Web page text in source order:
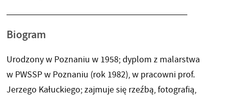
Biogram
Urodzony w Poznaniu w 1958; dyplom z malarstwa
w PWSSP w Poznaniu (rok 1982), w pracowni prof.
Jerzego Kałuckiego; zajmuje się rzeźbą, fotografią,